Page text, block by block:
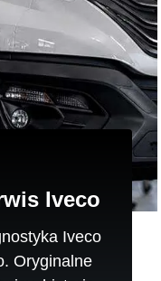
Iveco
Iveco
Oryginalne